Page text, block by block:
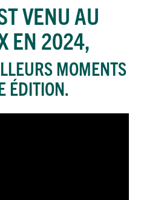
VENU AU
EN 2024,
MOMENTS
ÉDITION.